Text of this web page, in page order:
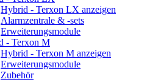
Hybrid - Terxon LX anzeigen
Alarmzentrale & -sets
Erweiterungsmodule
- Terxon M
Hybrid - Terxon M anzeigen
Erweiterungsmodule
Zubehör